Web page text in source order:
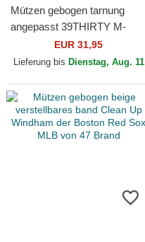
Mützen gebogen tarnung
angepasst 39THIRTY M-
Crown A Frame Realtree der
Boston Red Sox MLB von
EUR 31,95
Lieferung bis Dienstag, Aug. 11